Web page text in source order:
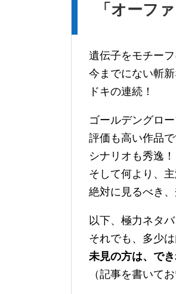
「オーフ
遺伝子をモチー
今までにない斬
ドキの連続！
ゴールデングロ
評価も高い作品で
シナリオも秀逸！
そして何より、
絶対に見るべき
以下、極力ネタ
それでも、多少
未見の方は、で
（記事を書いて